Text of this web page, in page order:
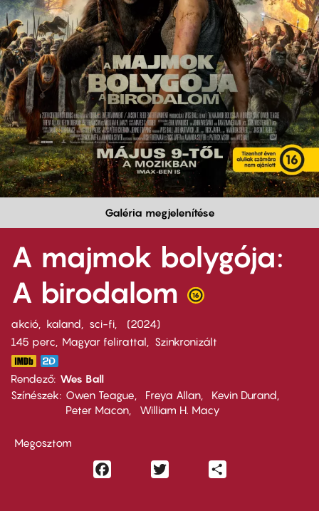
Galéria megjelenítése
A majmok bolygója:
A birodalom
akció kaland sci-fi
2024
145 perc,
Magyar felirattal Szinkronizált
Rendező Wes Ball
Színészek
Owen Teague Freya Allan
Kevin Durand
Peter Macon
William H. Macy
Megosztom
Facebook